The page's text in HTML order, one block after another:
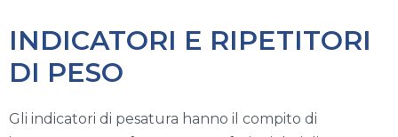
INDICATORI E RIPETITORI
DI PESO
Gli indicatori di pesatura hanno il compito di